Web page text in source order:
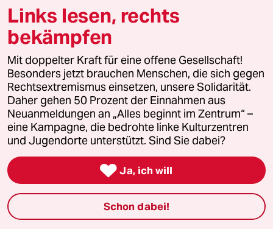
taz zahl ich
taz lab Infobrief
Veranstaltungen
Demnächst
Vor Ort
Vergangene
Links lesen, rechts
bekämpfen
Mit doppelter Kraft für eine offene Gesellschaft!
Besonders jetzt brauchen Menschen, die sich gegen
Rechtsextremismus einsetzen, unsere Solidarität.
Daher gehen 50 Prozent der Einnahmen aus
Neuanmeldungen an „Alles beginnt im Zentrum“ –
eine Kampagne, die bedrohte linke Kulturzentren
und Jugendorte unterstützt. Sind Sie dabei?
 Ja, ich will
Schon dabei!